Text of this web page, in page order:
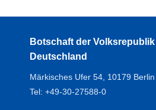
Botschaft der
Deutschland
Märkisches Ufer 54, 10179 Berlin
Tel: +49-30-27588-0